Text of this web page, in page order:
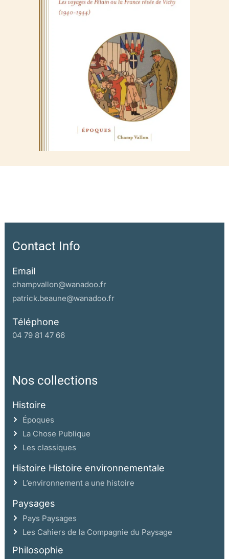
Contact Info
Email
champvallon@wanadoo.fr
patrick.beaune@wanadoo.fr
Téléphone
04 79 81 47 66
Nos collections
Histoire
Époques
La Chose Publique
Les classiques
Histoire Histoire environnementale
L’environnement a une histoire
Paysages
Pays Paysages
Les Cahiers de la Compagnie du Paysage
Philosophie